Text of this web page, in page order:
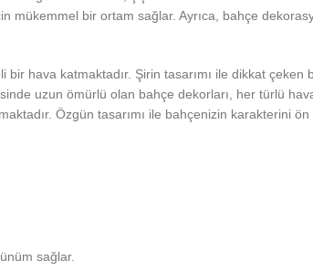
bir ortam sağlar. Ayrıca, bahçe
hava katmaktadır. Şirin tasarımı ile dikkat çeken
uzun ömürlü olan bahçe dekorları, her türlü
Özgün tasarımı ile bahçenizin karakterini ön
sağlar.